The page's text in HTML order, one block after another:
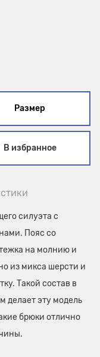
Размер
В избранное
силуэта с
Пояс со
на молнию и
из микса шерсти и
Такой состав в
делает эту модель
брюки отлично